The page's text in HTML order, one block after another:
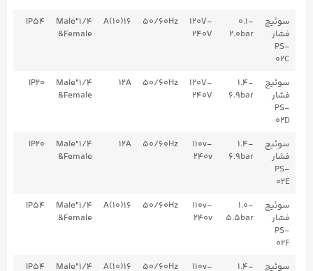
سوئیچ
فشار
PS-
02C
0.1-
2.0bar
120V-
240V
50/60Hz
16(10)A
1/4"Male
&Female
IP54
سوئیچ
فشار
PS-
02D
1.4-
6.9bar
120V-
240V
50/60Hz
12A
1/4"Male
&Female
IP20
سوئیچ
فشار
PS-
02E
1.4-
6.9bar
110v-
240v
50/60Hz
12A
1/4"Male
&Female
IP20
سوئیچ
فشار
PS-
02F
1.0-
5.5bar
110v-
240v
50/60Hz
16(10)A
1/4"Male
&Female
IP54
سوئیچ 1.4-
110v-
50/60Hz
16(10)A
1/4"Male
IP54